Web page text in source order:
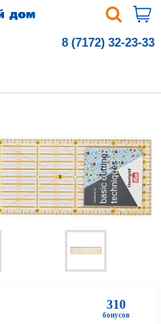
8 (7172) 32-23-33
310
бонусов